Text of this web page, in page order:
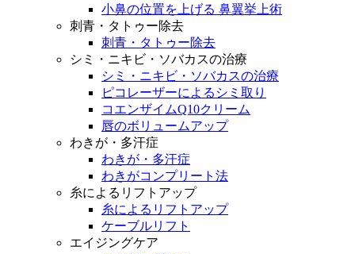
小鼻の位置を上げる 鼻翼挙上術
刺青・タトゥー除去
刺青・タトゥー除去
シミ・ニキビ・ソバカスの治療
シミ・ニキビ・ソバカスの治療
ピコレーザーによるシミ取り
コエンザイムQ10クリーム
唇のボリュームアップ
わきが・多汗症
わきが・多汗症
わきがコンプリート法
糸によるリフトアップ
糸によるリフトアップ
ケーブルリフト
エイジングケア